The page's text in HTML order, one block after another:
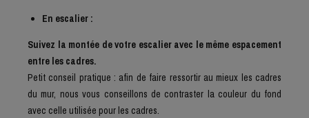
En escalier :
Suivez la montée de votre escalier avec le même espacement
entre les cadres.
Petit conseil pratique : afin de faire ressortir au mieux les cadres
du mur, nous vous conseillons de contraster la couleur du fond
avec celle utilisée pour les cadres.